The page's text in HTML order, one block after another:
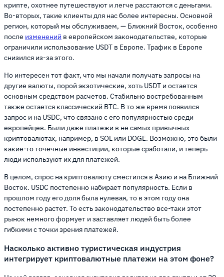
крипте, охотнее путешествуют и легче расстаются с деньгами.
Во-вторых, такие клиенты для нас более интересны. Основной
регион, который мы обслуживаем, — Ближний Восток, особенно
после изменений в европейском законодательстве, которые
ограничили использование USDT в Европе. Трафик в Европе
снизился из-за этого.
Но интересен тот факт, что мы начали получать запросы на
другие валюты, порой экзотические, хоть USDT и остается
основным средством расчетов. Стабильно востребованным
также остается классический BTC. В то же время появился
запрос и на USDC, что связано с его популярностью среди
европейцев. Были даже платежи в не самых привычных
криптовалютах, например, в SOL или DOGE. Возможно, это были
какие-то точечные инвестиции, которые сработали, и теперь
люди используют их для платежей.
В целом, спрос на криптовалюту сместился в Азию и на Ближний
Восток. USDC постепенно набирает популярность. Если в
прошлом году его доля была нулевая, то в этом году она
постепенно растет. То есть законодательство все-таки этот
рынок немного формует и заставляет людей быть более
гибкими с точки зрения платежей.
Насколько активно туристическая индустрия
интегрирует криптовалютные платежи на этом фоне?